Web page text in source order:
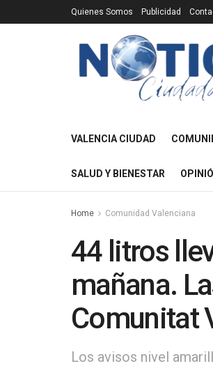
Quienes Somos Publicidad
VALENCIA CIUDAD
SALUD Y BIENESTAR
Home Comunidad Valenciana
44 litros
mañana.
Comunitat
Los avisos nivel